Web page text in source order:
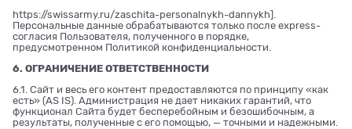
https://swissarmy.ru/zaschita-personalnykh-dannykh].
Персональные данные обрабатываются только после express-
согласия Пользователя, полученного в порядке,
предусмотренном Политикой конфиденциальности.
6. ОГРАНИЧЕНИЕ ОТВЕТСТВЕННОСТИ
6.1. Сайт и весь его контент предоставляются по принципу «как
есть» (AS IS). Администрация не дает никаких гарантий, что
функционал Сайта будет бесперебойным и безошибочным, а
результаты, полученные с его помощью, — точными и надежными.